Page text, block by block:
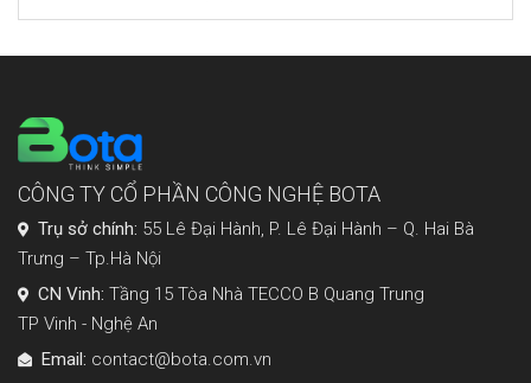
CÔNG TY CỔ PHẦN CÔNG NGHỆ BOTA
Trụ sở chính: 55 Lê Đại Hành, P. Lê Đại Hành – Q. Hai Bà
Trưng – Tp.Hà Nội
CN Vinh: Tầng 15 Tòa Nhà TECCO B Quang Trung
TP Vinh - Nghệ An
Email: contact@bota.com.vn